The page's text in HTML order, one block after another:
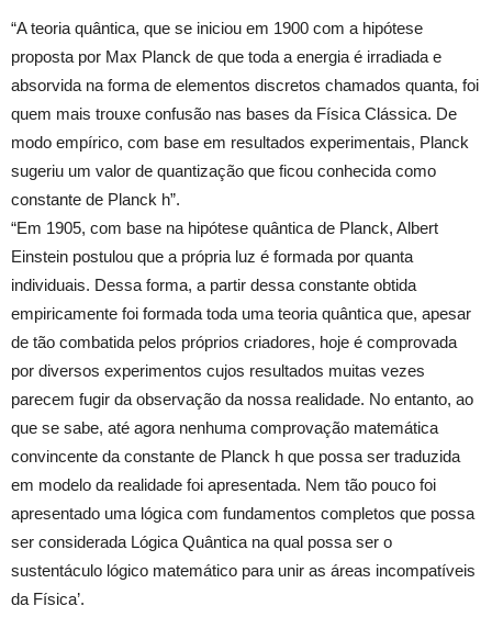
“A teoria quântica, que se iniciou em 1900 com a hipótese
proposta por Max Planck de que toda a energia é irradiada e
absorvida na forma de elementos discretos chamados quanta, foi
quem mais trouxe confusão nas bases da Física Clássica. De
modo empírico, com base em resultados experimentais, Planck
sugeriu um valor de quantização que ficou conhecida como
constante de Planck h”.
“Em 1905, com base na hipótese quântica de Planck, Albert
Einstein postulou que a própria luz é formada por quanta
individuais. Dessa forma, a partir dessa constante obtida
empiricamente foi formada toda uma teoria quântica que, apesar
de tão combatida pelos próprios criadores, hoje é comprovada
por diversos experimentos cujos resultados muitas vezes
parecem fugir da observação da nossa realidade. No entanto, ao
que se sabe, até agora nenhuma comprovação matemática
convincente da constante de Planck h que possa ser traduzida
em modelo da realidade foi apresentada. Nem tão pouco foi
apresentado uma lógica com fundamentos completos que possa
ser considerada Lógica Quântica na qual possa ser o
sustentáculo lógico matemático para unir as áreas incompatíveis
da Física’.